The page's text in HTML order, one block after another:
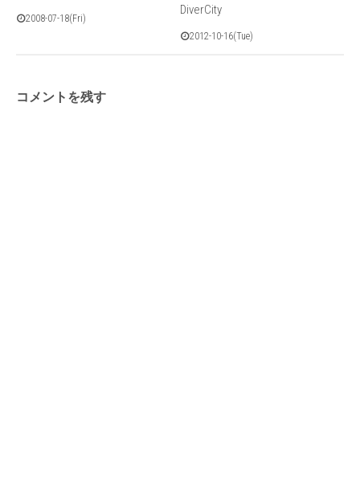
2008-07-18(Fri)
DiverCity
2012-10-16(Tue)
コメントを残す